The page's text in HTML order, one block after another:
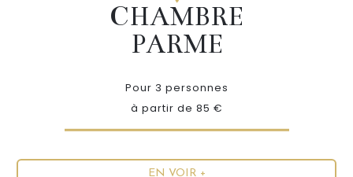
CHAMBRE
PARME
Pour 3 personnes
à partir de 85 €
EN VOIR +